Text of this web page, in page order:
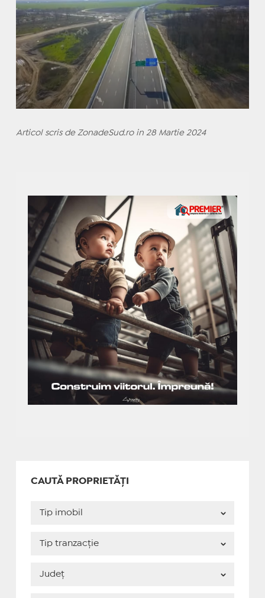
Articol scris de ZonadeSud.ro in 28 Martie 2024
CAUTĂ PROPRIETĂȚI